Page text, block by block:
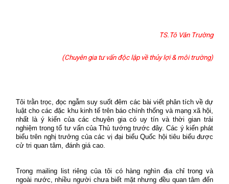
TS.Tô Văn Trường
(Chuyên gia tư vấn độc lập về thủy lợi & môi trường)
Tôi trằn trọc, đọc ngẫm suy suốt đêm các bài viết phân tích về dự
luật cho các đặc khu kinh tế trên báo chính thống và mạng xã hội,
nhất là ý kiến của các chuyên gia có uy tín và thời gian trải
nghiệm trong tổ tư vấn của Thủ tướng trước đây. Các ý kiến phát
biểu trên nghị trưởng của các vị đại biểu Quốc hội tiêu biểu được
cử tri quan tâm, đánh giá cao.
Trong mailing list riêng của tôi có hàng nghìn địa chỉ trong và
ngoài nước, nhiều người chưa biết mặt nhưng đều quan tâm đến